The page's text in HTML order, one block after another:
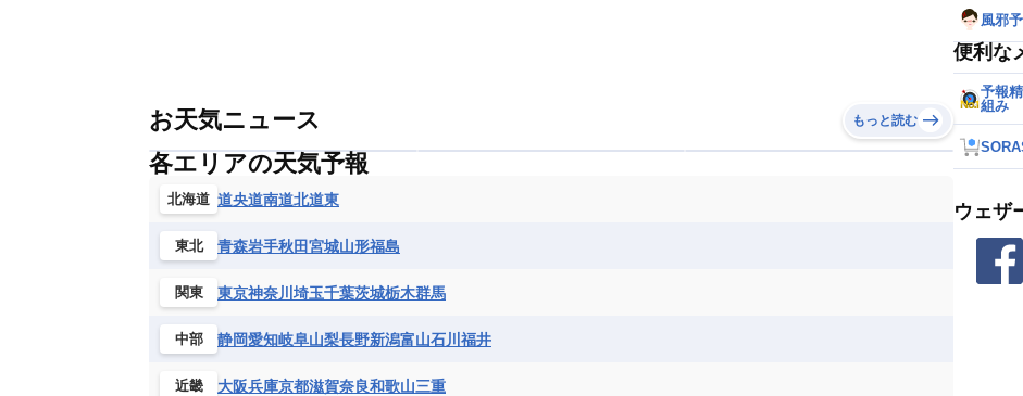
お天気ニュース もっと読む
各エリアの天気予報
北海道 道央道南道北道東
東北 青森岩手秋田宮城山形福島
関東 東京神奈川 埼玉千葉茨城栃木群馬
中部 静岡愛知岐阜山梨長野新潟富山石川 福井
近畿 大阪兵庫京都滋賀奈良和歌山三重
風邪
便利な
予報
組み
ウェザ